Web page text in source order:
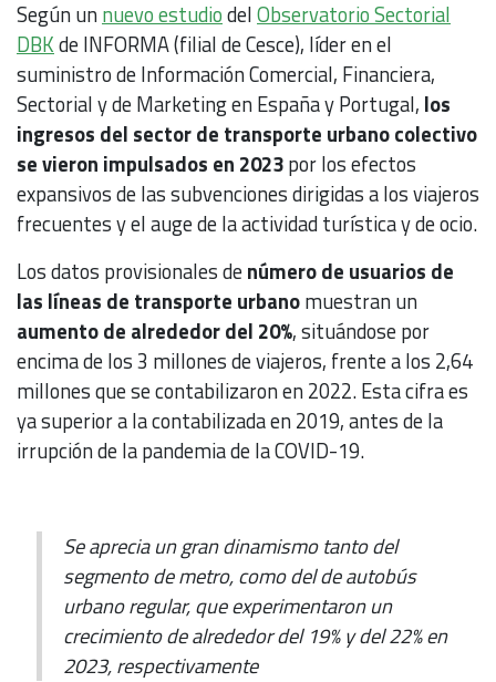
Según unnuevo estudiodelObservatorio Sectorial
DBKde INFORMA (filial de Cesce), líder en el
suministro de Información Comercial, Financiera,
Sectorial y de Marketing en España y Portugal, los
ingresos del sector de transporte urbano colectivo
se vieron impulsados en 2023por los efectos
expansivos de las subvenciones dirigidas a los viajeros
frecuentes y el auge de la actividad turística y de ocio.
Los datos provisionales denúmero de usuarios de
las líneas de transporte urbanomuestran un
aumento de alrededor del 20%, situándose por
encima de los 3 millones de viajeros, frente a los 2,64
millones que se contabilizaron en 2022. Esta cifra es
ya superior a la contabilizada en 2019, antes de la
irrupción de la pandemia de la COVID-19.
Se aprecia un gran dinamismo tanto del
segmento de metro, como del de autobús
urbano regular, que experimentaron un
crecimiento de alrededor del 19% y del 22% en
2023, respectivamente